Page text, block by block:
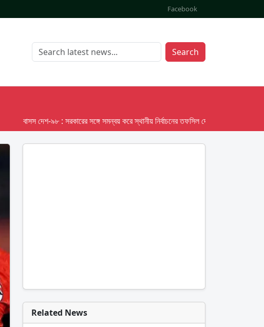
Facebook
Search
বাসস দেশ-৯৮ : সরকারের সঙ্গে সমন্বয় করে স্থানীয় নির্বাচনের তফসিল দেবে ইসি; অক্টোবর লক্ষ্য
Related News